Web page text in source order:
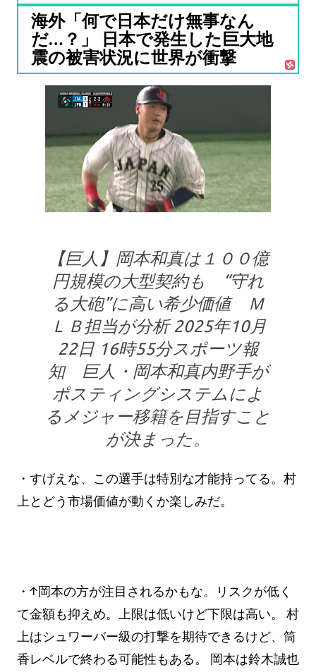
海外「何で日本だけ無事なん
だ…？」 日本で発生した巨大地
震の被害状況に世界が衝撃
【巨人】岡本和真は１００億
円規模の大型契約も “守れ
る大砲”に高い希少価値 Ｍ
ＬＢ担当が分析 2025年10月
22日 16時55分スポーツ報
知 巨人・岡本和真内野手が
ポスティングシステムによ
るメジャー移籍を目指すこと
が決まった。
・すげえな、この選手は特別な才能持ってる。村
上とどう市場価値が動くか楽しみだ。
・↑岡本の方が注目されるかもな。リスクが低く
て金額も抑えめ。上限は低いけど下限は高い。 村
上はシュワーバー級の打撃を期待できるけど、筒
香レベルで終わる可能性もある。 岡本は鈴木誠也